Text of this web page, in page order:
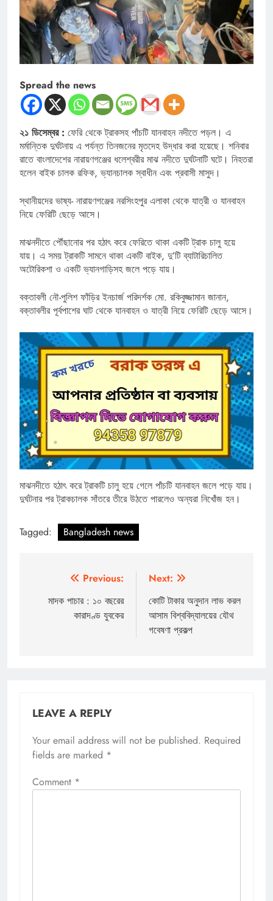
Spread the news
২১ ডিসেম্বর : ফেরি থেকে ট্রাকসহ পাঁচটি যানবাহন নদীতে পড়ল। এ
মর্মান্তিক দুর্ঘটনায় এ পর্যন্ত তিনজনের মৃতদেহ উদ্ধার করা হয়েছে। শনিবার
রাতে বাংলাদেশের নারায়ণগঞ্জের ধলেশ্বরীর মাঝ নদীতে দুর্ঘটনাটি ঘটে। নিহতরা
হলেন বাইক চালক রফিক, ভ্যানচালক স্বাধীন এবং প্রবাসী মাসুদ।
স্থানীয়দের ভাষ্য- নারায়ণগঞ্জের নরসিংহপুর এলাকা থেকে যাত্রী ও যানবাহন
নিয়ে ফেরিটি ছেড়ে আসে।
মাঝনদীতে পৌঁছানোর পর হঠাৎ করে ফেরিতে থাকা একটি ট্রাক চালু হয়ে
যায়। এ সময় ট্রাকটি সামনে থাকা একটি বাইক, দু’টি ব্যাটারিচালিত
অটোরিকশা ও একটি ভ্যানগাড়িসহ জলে পড়ে যায়।
বক্তাবলী নৌ-পুলিশ ফাঁড়ির ইনচার্জ পরিদর্শক মো. রকিবুজ্জামান জানান,
বক্তাবলীর পূর্বপাশের ঘাট থেকে যানবাহন ও যাত্রী নিয়ে ফেরিটি ছেড়ে আসে।
মাঝনদীতে হঠাৎ করে ট্রাকটি চালু হয়ে গেলে পাঁচটি যানবাহন জলে পড়ে যায়।
দুর্ঘটনার পর ট্রাকচালক সাঁতরে তীরে উঠতে পারলেও অন্যরা নিখোঁজ হন।
Tagged: Bangladesh news
navigation
Previous:
মাদক পাচার : ১০ বছরের
কারাদণ্ড যুবকের
Next:
কোটি টাকার অনুদান লাভ করল
আসাম বিশ্ববিদ্যালয়ের যৌথ
গবেষণা প্রকল্প
LEAVE A REPLY
Your email address will not be published. Required
fields are marked *
Comment *